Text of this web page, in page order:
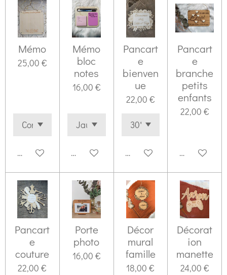
Mémo
25,00 €
Voir les détails
Mémo
bloc
notes
16,00 €
Voir les détails
Pancart
e
bienven
ue
22,00 €
Voir les détails
Pancart
e
branche
petits
enfants
22,00 €
Voir les
Pancart
e
couture
22,00 €
Porte
photo
16,00 €
Décor
mural
famille
18,00 €
Décorat
ion
manette
24,00 €